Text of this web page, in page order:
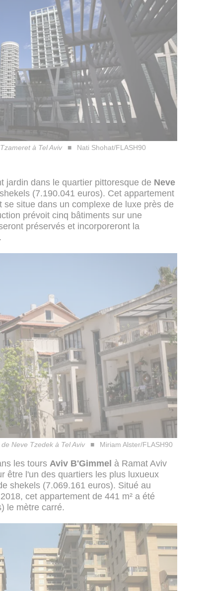
à Tel Aviv Nati Shohat/FLASH90
jardin dans le quartier pittoresque de Neve
(7.190.041 euros). Cet appartement
se situe dans un complexe de luxe près de
prévoit cinq bâtiments sur une
préservés et incorporeront la
Neve Tzedek à Tel Aviv Miriam Alster/FLASH90
les tours Aviv B'Gimmel à Ramat Aviv
être l'un des quartiers les plus luxueux
shekels (7.069.161 euros). Situé au
cet appartement de 441 m² a été
le mètre carré.